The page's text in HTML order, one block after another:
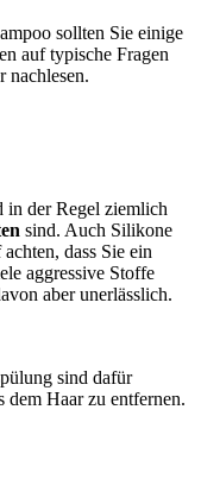
sollten Sie einige
auf typische Fragen
nachlesen.
in der Regel ziemlich
sind. Auch Silikone
dass Sie ein
aggressive Stoffe
aber unerlässlich.
sind dafür
dem Haar zu entfernen.